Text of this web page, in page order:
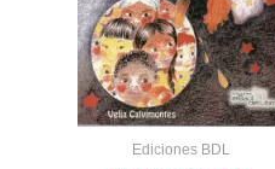
Ediciones BDL